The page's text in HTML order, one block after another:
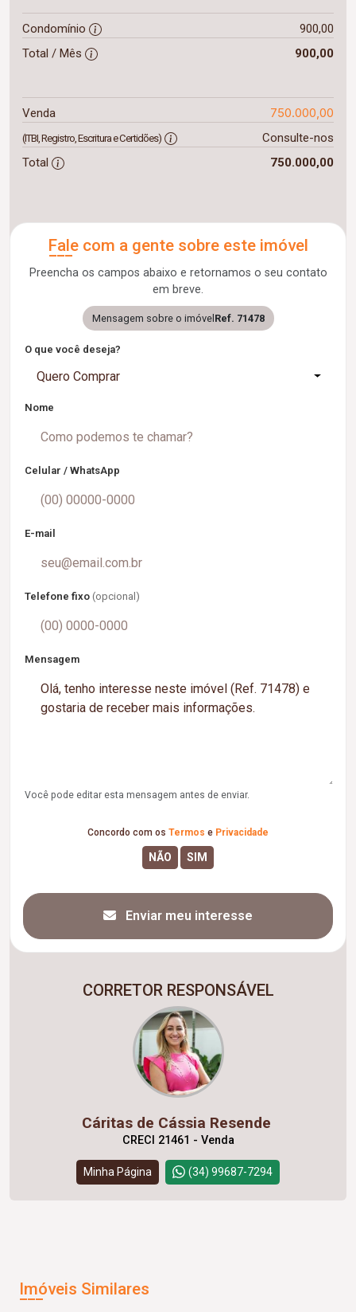
Condomínio
900,00
Total / Mês
900,00
Venda 750.000,00
(ITBI, Registro, Escritura e Certidões)
Consulte-nos
Total
750.000,00
Fale com a gente sobre este imóvel
Preencha os campos abaixo e retornamos o seu contato
em breve.
Mensagem sobre o imóvelRef. 71478
O que você deseja?
Quero Comprar
Nome
Celular / WhatsApp
E-mail
Telefone fixo (opcional)
Mensagem
Você pode editar esta mensagem antes de enviar.
Concordo com os Termos e Privacidade
Enviar meu interesse
CORRETOR RESPONSÁVEL
Cáritas de Cássia Resende
CRECI 21461 - Venda
Minha Página (34) 99687-7294
Imóveis Similares